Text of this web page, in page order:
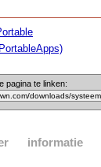
pagina te linken:
informatie